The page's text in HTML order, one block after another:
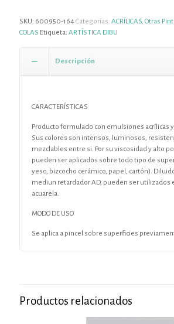
SKU: 600950-164Categorías: ACRÍLICAS, Otras
COLAS Etiqueta: ARTÍSTICA DIBU
Descripción
CARACTERÍSTICAS
Producto formulado con emulsiones acrílicas
Sus colores son intensos, luminosos,
mezclables entre si. Por su viscosidad y alto
pueden ser aplicados sobre todo tipo de
yeso, bizcocho cerámico, papel, cartón).
mediun retardador AD, pueden ser utilizados
acuarela.
MODO DE USO
Se aplica a pincel sobre superficies
Productos relacionados